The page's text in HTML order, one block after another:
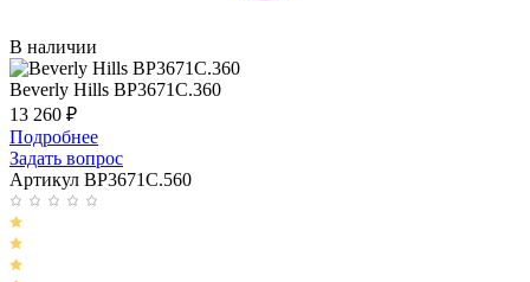
В наличии
Beverly Hills BP3671C.360
13 260 ₽
Подробнее
Задать вопрос
Артикул BP3671C.560